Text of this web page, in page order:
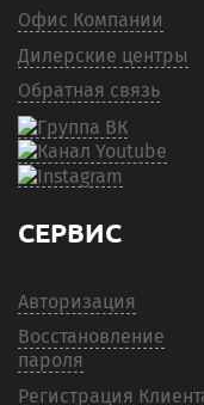
Офис Компании
Дилерские центры
Обратная связь
СЕРВИС
Авторизация
Восстановление
пароля
Регистрация